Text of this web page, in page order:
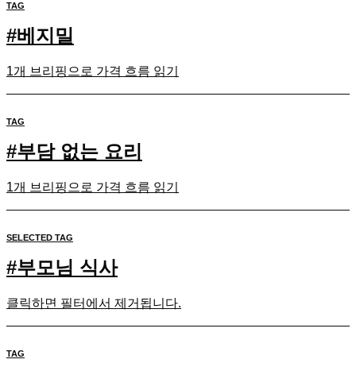
TAG
#베지밀
1개 브리핑으로 가격 흐름 읽기
TAG
#부담 없는 요리
1개 브리핑으로 가격 흐름 읽기
SELECTED TAG
#부모님 식사
클릭하면 필터에서 제거됩니다.
TAG